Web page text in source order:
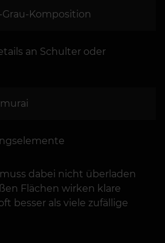
Komposition
an Schulter oder
dabei nicht überladen
Flächen wirken klare
besser als viele zufällige